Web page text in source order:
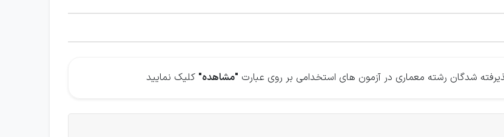
شدگان رشته معماری در آزمون های استخدامی بر روی عبارت "مشاهده" کلیک نمایید